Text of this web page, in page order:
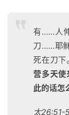
有……人
刀……耶
死在刀下
营多天
此的话怎
太26:51-